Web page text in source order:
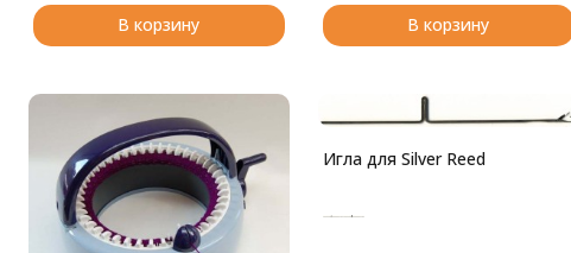
В корзину В корзину
Игла для Silver Reed